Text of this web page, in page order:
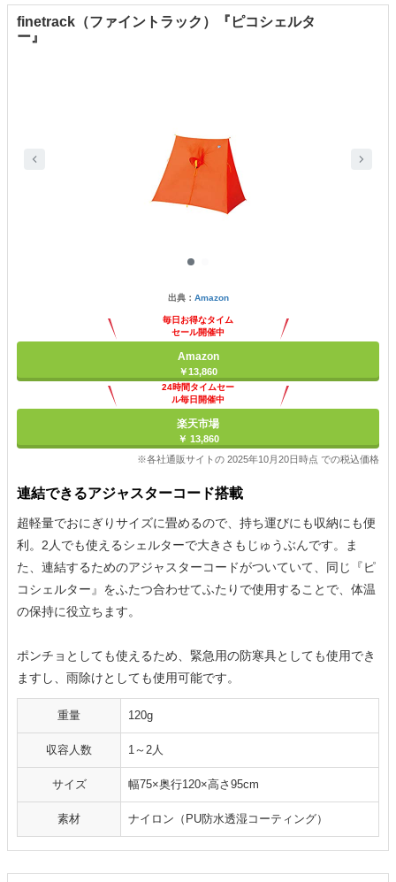
finetrack（ファイントラック）『ピコシェルタ
ー』
出典： Amazon
毎日お得なタイム
セール開催中
Amazon
￥13,860
24時間タイムセー
ル毎日開催中
楽天市場
￥ 13,860
※各社通販サイトの 2025年10月20日時点 での税込価格
連結できるアジャスターコード搭載
超軽量でおにぎりサイズに畳めるので、持ち運びにも収納にも便
利。2人でも使えるシェルターで大きさもじゅうぶんです。ま
た、連結するためのアジャスターコードがついていて、同じ『ピ
コシェルター』をふたつ合わせてふたりで使用することで、体温
の保持に役立ちます。
ポンチョとしても使えるため、緊急用の防寒具としても使用でき
ますし、雨除けとしても使用可能です。
重量 120g
収容人数 1～2人
サイズ 幅75×奥行120×高さ95cm
素材 ナイロン（PU防水透湿コーティング）